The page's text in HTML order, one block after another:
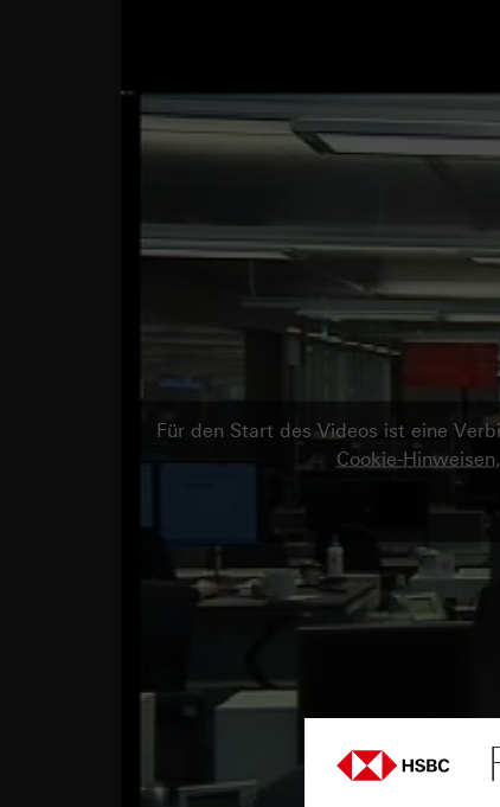
Für den Start des Videos ist eine
Cookie-Hinweisen